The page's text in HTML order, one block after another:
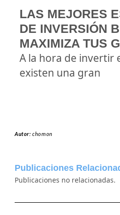
LAS MEJORES
DE INVERSIÓN
MAXIMIZA TUS
A la hora de invertir
existen una gran
Autor:chomon
Publicaciones
Publicaciones no relacionadas.